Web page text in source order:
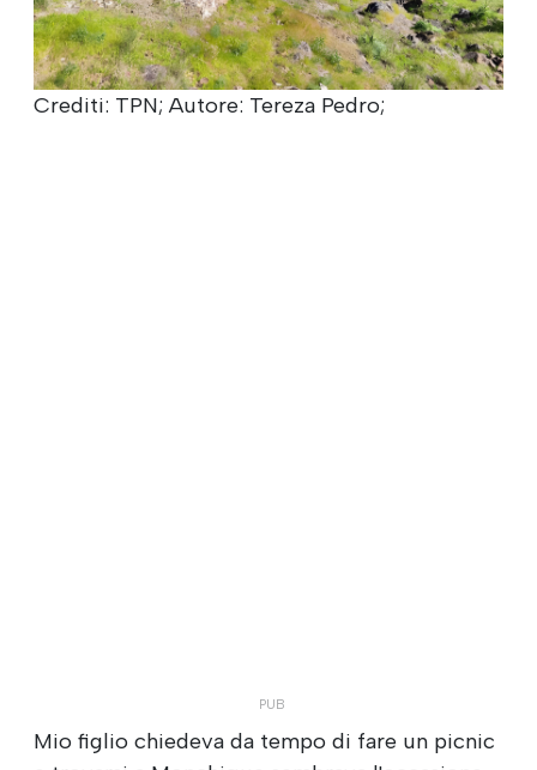
Crediti: TPN; Autore: Tereza Pedro;
Mio figlio chiedeva da tempo di fare un picnic